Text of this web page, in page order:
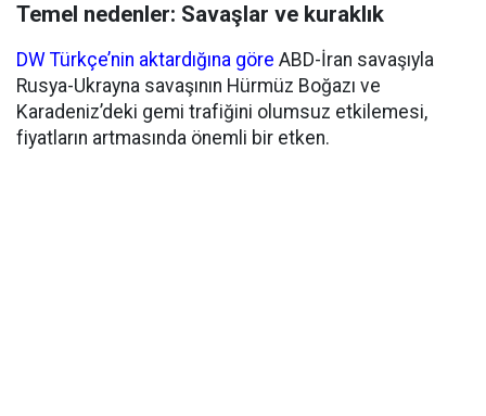
Temel nedenler: Savaşlar ve kuraklık
DW Türkçe’nin aktardığına göre ABD-İran savaşıyla
Rusya-Ukrayna savaşının Hürmüz Boğazı ve
Karadeniz’deki gemi trafiğini olumsuz etkilemesi,
fiyatların artmasında önemli bir etken.